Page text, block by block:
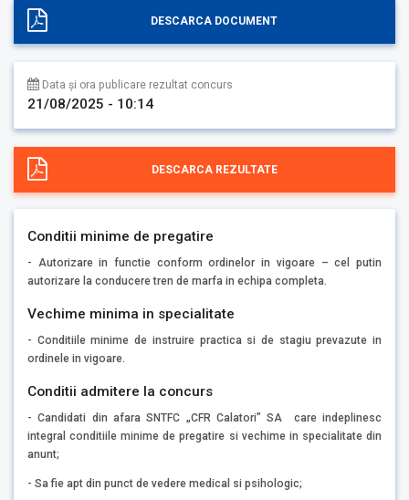
DESCARCA DOCUMENT
Data și ora publicare rezultat concurs
21/08/2025 - 10:14
DESCARCA REZULTATE
Conditii minime de pregatire
- Autorizare in functie conform ordinelor in vigoare – cel putin
autorizare la conducere tren de marfa in echipa completa.
Vechime minima in specialitate
- Conditiile minime de instruire practica si de stagiu prevazute in
ordinele in vigoare.
Conditii admitere la concurs
- Candidati din afara SNTFC „CFR Calatori” SA care indeplinesc
integral conditiile minime de pregatire si vechime in specialitate din
anunt;
- Sa fie apt din punct de vedere medical si psihologic;